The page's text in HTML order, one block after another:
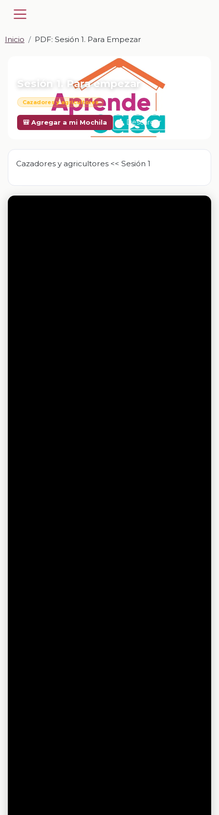
Inicio PDF: Sesión 1. Para Empezar
Sesión 1. Para empezar
Cazadores y agricultores
🎒 Agregar a mi Mochila Descargar
Cazadores y agricultores << Sesión 1